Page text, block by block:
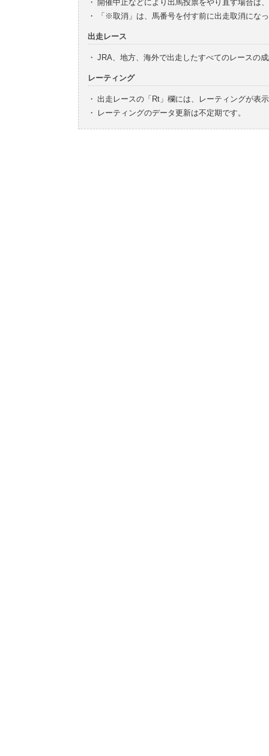
・ 開催中止などにより出馬投票をやり直す場合は
・
「※取消」は、馬番号を付す前に出走取消にな
出走レース
・ JRA、地方、海外で出走したすべてのレースの
レーティング
・ 出走レースの「Rt」欄には、レーティングが表
・
レーティングのデータ更新は不定期です。